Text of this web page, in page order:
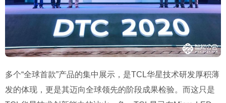
多个“全球首款”产品的集中展示，是TCL华星技术研发厚积薄
发的体现，更是其迈向全球领先的阶段成果检验。而这只是